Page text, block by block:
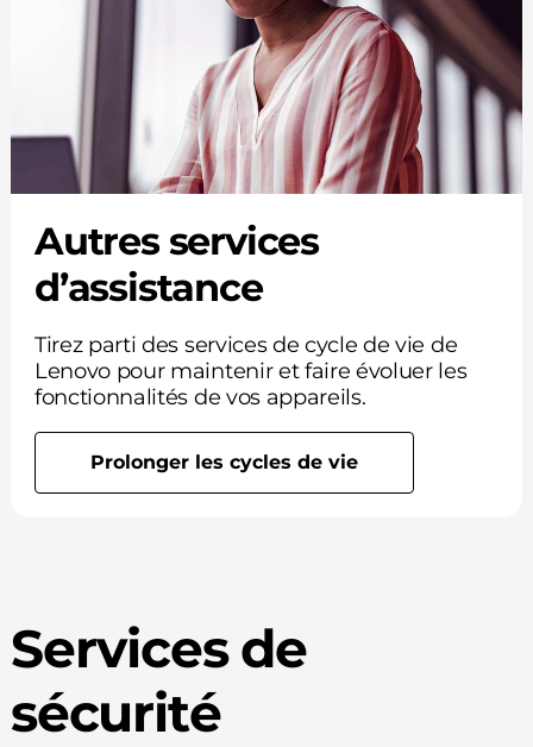
Autres services
d’assistance
Tirez parti des services de cycle de vie de
Lenovo pour maintenir et faire évoluer les
fonctionnalités de vos appareils.
Prolonger les cycles de vie
Services de
sécurité